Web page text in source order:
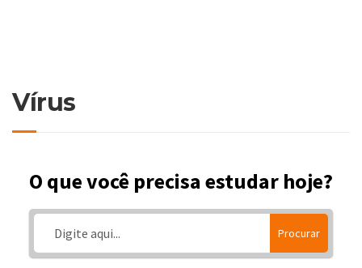
Vírus
O que você precisa estudar hoje?
Procurar